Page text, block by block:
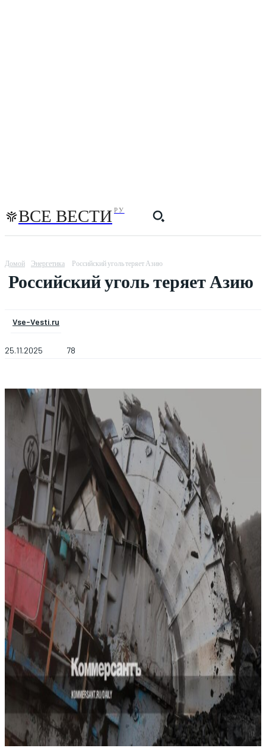
ВСЕ ВЕСТИ РУ
Домой Энергетика Российский уголь теряет Азию
Российский уголь теряет Азию
Vse-Vesti.ru
25.11.2025 78